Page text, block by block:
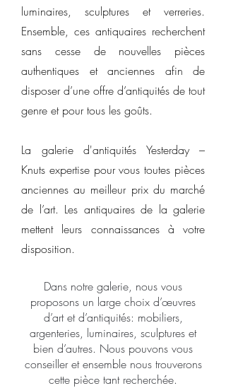
luminaires, sculptures et verreries.
Ensemble, ces antiquaires recherchent
sans cesse de nouvelles pièces
authentiques et anciennes afin de
disposer d’une offre d’antiquités de tout
genre et pour tous les goûts.
La galerie d'antiquités Yesterday –
Knuts expertise pour vous toutes pièces
anciennes au meilleur prix du marché
de l’art. Les antiquaires de la galerie
mettent leurs connaissances à votre
disposition.
Dans notre galerie, nous vous
proposons un large choix d’œuvres
d’art et d’antiquités: mobiliers,
argenteries, luminaires, sculptures et
bien d’autres. Nous pouvons vous
conseiller et ensemble nous trouverons
cette pièce tant recherchée.